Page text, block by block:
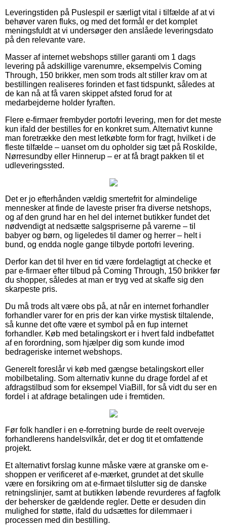
Leveringstiden på Puslespil er særligt vital i tilfælde af at vi
behøver varen fluks, og med det formål er det komplet
meningsfuldt at vi undersøger den anslåede leveringsdato
på den relevante vare.
Masser af internet webshops stiller garanti om 1 dags
levering på adskillige varenumre, eksempelvis Coming
Through, 150 brikker, men som trods alt stiller krav om at
bestillingen realiseres forinden et fast tidspunkt, således at
de kan nå at få varen skippet afsted forud for at
medarbejderne holder fyraften.
Flere e-firmaer frembyder portofri levering, men for det meste
kun ifald der bestilles for en konkret sum. Alternativt kunne
man foretrække den mest letkøbte form for fragt, hvilket i de
fleste tilfælde – uanset om du opholder sig tæt på Roskilde,
Nørresundby eller Hinnerup – er at få bragt pakken til et
udleveringssted.
Det er jo efterhånden vældig smertefrit for almindelige
mennesker at finde de laveste priser fra diverse netshops,
og af den grund har en hel del internet butikker fundet det
nødvendigt at nedsætte salgspriserne på varerne – til
babyer og børn, og ligeledes til damer og herrer – helt i
bund, og endda nogle gange tilbyde portofri levering.
Derfor kan det til hver en tid være fordelagtigt at checke et
par e-firmaer efter tilbud på Coming Through, 150 brikker før
du shopper, således at man er tryg ved at skaffe sig den
skarpeste pris.
Du må trods alt være obs på, at når en internet forhandler
forhandler varer for en pris der kan virke mystisk tiltalende,
så kunne det ofte være et symbol på en fup internet
forhandler. Køb med betalingskort er i hvert fald indbefattet
af en forordning, som hjælper dig som kunde imod
bedrageriske internet webshops.
Generelt foreslår vi køb med gængse betalingskort eller
mobilbetaling. Som alternativ kunne du drage fordel af et
afdragstilbud som for eksempel ViaBill, for så vidt du ser en
fordel i at afdrage betalingen ude i fremtiden.
Før folk handler i en e-forretning burde de reelt overveje
forhandlerens handelsvilkår, det er dog tit et omfattende
projekt.
Et alternativt forslag kunne måske være at granske om e-
shoppen er verificeret af e-mærket, grundet at det skulle
være en forsikring om at e-firmaet tilslutter sig de danske
retningslinjer, samt at butikken løbende revurderes af fagfolk
der behersker de gældende regler. Dette er desuden din
mulighed for støtte, ifald du udsættes for dilemmaer i
processen med din bestilling.